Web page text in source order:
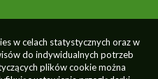
w celach statystycznych oraz w
do indywidualnych potrzeb
plików cookie można